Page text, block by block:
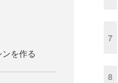
を作る
7
8